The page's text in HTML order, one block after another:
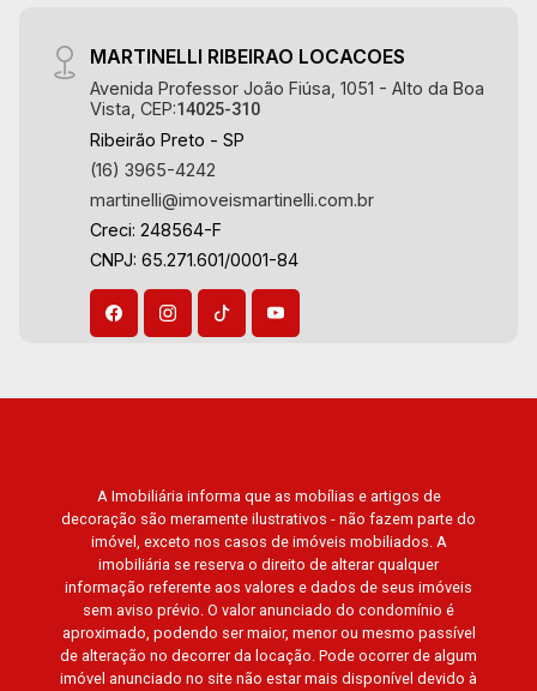
MARTINELLI RIBEIRAO LOCACOES
Avenida Professor João Fiúsa, 1051 - Alto da Boa
Vista, CEP:14025-310
Ribeirão Preto - SP
(16) 3965-4242
martinelli@imoveismartinelli.com.br
Creci: 248564-F
CNPJ: 65.271.601/0001-84
A Imobiliária informa que as mobílias e artigos de
decoração são meramente ilustrativos - não fazem parte do
imóvel, exceto nos casos de imóveis mobiliados. A
imobiliária se reserva o direito de alterar qualquer
informação referente aos valores e dados de seus imóveis
sem aviso prévio. O valor anunciado do condomínio é
aproximado, podendo ser maior, menor ou mesmo passível
de alteração no decorrer da locação. Pode ocorrer de algum
imóvel anunciado no site não estar mais disponível devido à